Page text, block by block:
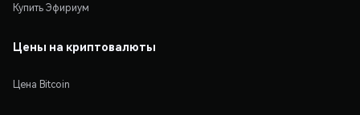
Купить Эфириум
Цены на криптовалюты
Цена Bitcoin